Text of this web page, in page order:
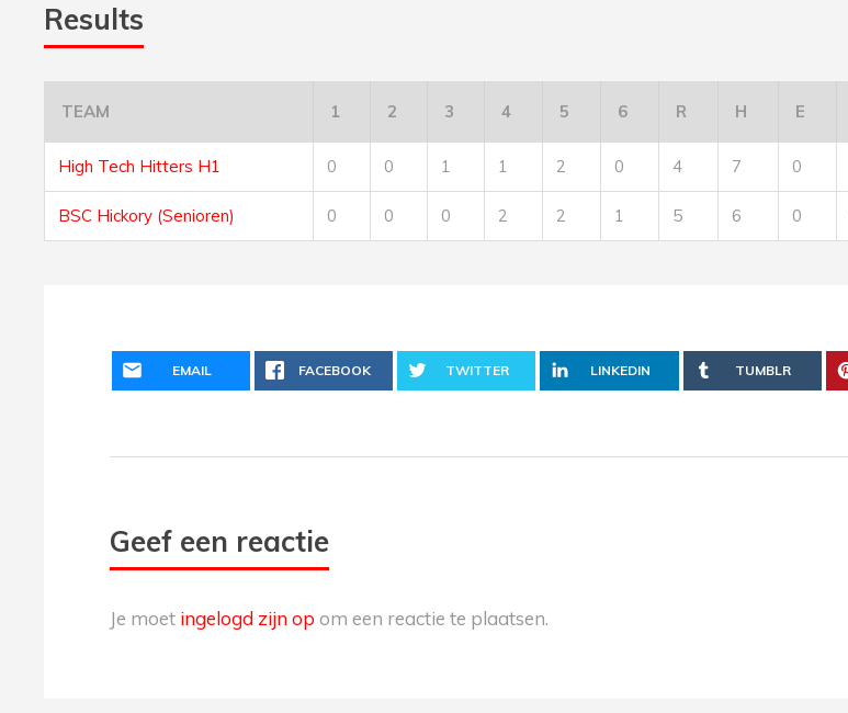
Results
TEAM 1 2 3 4 5 6 R H E
High Tech Hitters H1 0 0 1 1 2 0 4 7 0
BSC Hickory (Senioren) 0 0 0 2 2 1 5 6 0
EMAIL FACEBOOK TWITTER LINKEDIN TUMBLR
Geef een reactie
Je moet ingelogd zijn op om een reactie te plaatsen.